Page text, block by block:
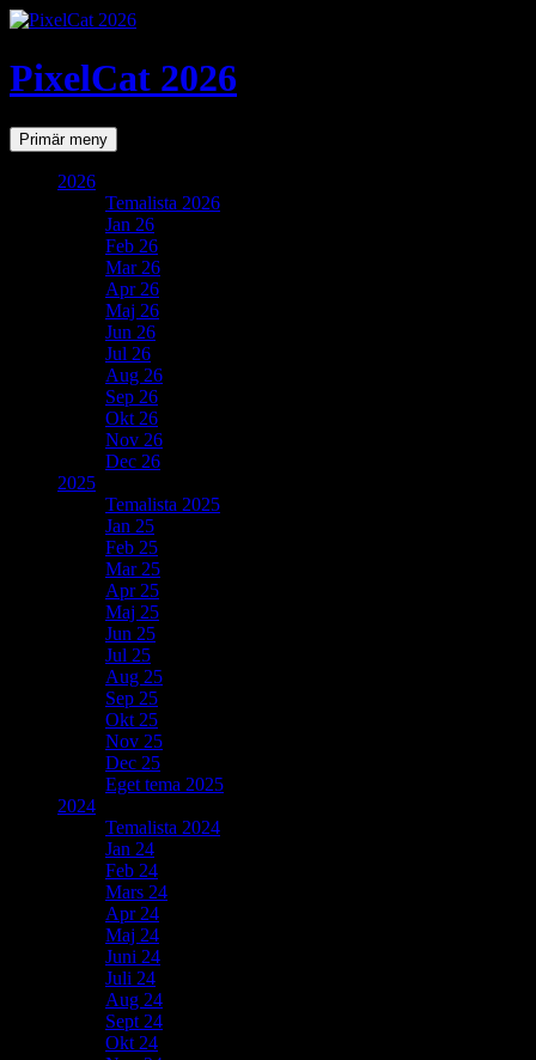
PixelCat 2026
SökPrimär meny Gå
till
2026
Temalista 2026
Jan 26
Feb 26
Mar 26
Apr 26
Maj 26
Jun 26
Jul 26
Aug 26
Sep 26
Okt 26
Nov 26
Dec 26
2025
Temalista 2025
Jan 25
Feb 25
Mar 25
Apr 25
Maj 25
Jun 25
Jul 25
Aug 25
Sep 25
Okt 25
Nov 25
Dec 25
Eget tema 2025
2024
Temalista 2024
Jan 24
Feb 24
Mars 24
Apr 24
Maj 24
Juni 24
Juli 24
Aug 24
Sept 24
Okt 24